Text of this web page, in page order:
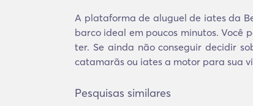
A plataforma de aluguel de iates da
barco ideal em poucos minutos. Você
ter. Se ainda não conseguir decidir
catamarãs ou iates a motor para sua
Pesquisas similares